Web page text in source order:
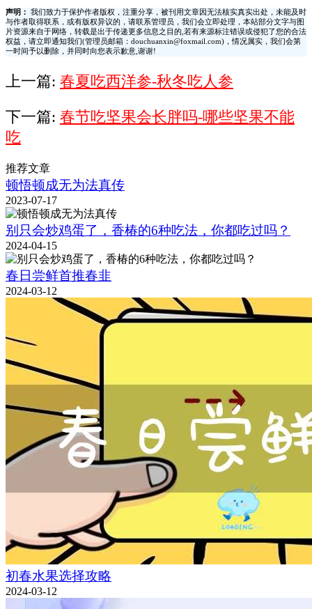
声明：
我们致力于保护作者版权，注重分享，被刊用文章因无法核实真实出处，未能及时
与作者取得联系，或有版权异议的，请联系管理员，我们会立即处理，本站部分文字与图
片资源来自于网络，转载是出于传递更多信息之目的,若有来源标注错误或侵犯了您的合法
权益，请立即通知我们(管理员邮箱：douchuanxin@foxmail.com)，情况属实，我们会第
一时间予以删除，并同时向您表示歉意,谢谢!
上一篇: 春夏吃西洋参-秋冬吃人参
下一篇: 春节吃坚果会长胖吗-哪些坚果不能
吃
推荐文章
顿悟顿成无为法真传
2023-07-17
别只会炒鸡蛋了，香椿的6种吃法，你都吃过吗？
2024-04-15
春日尝鲜首推春韭
2024-03-12
初春水果选择攻略
2024-03-12